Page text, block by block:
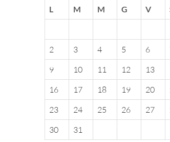
L M M G V
2
3 4 5 6
9
10 11 12 13
16
17 18 19 20
23
24 25 26 27
30
31